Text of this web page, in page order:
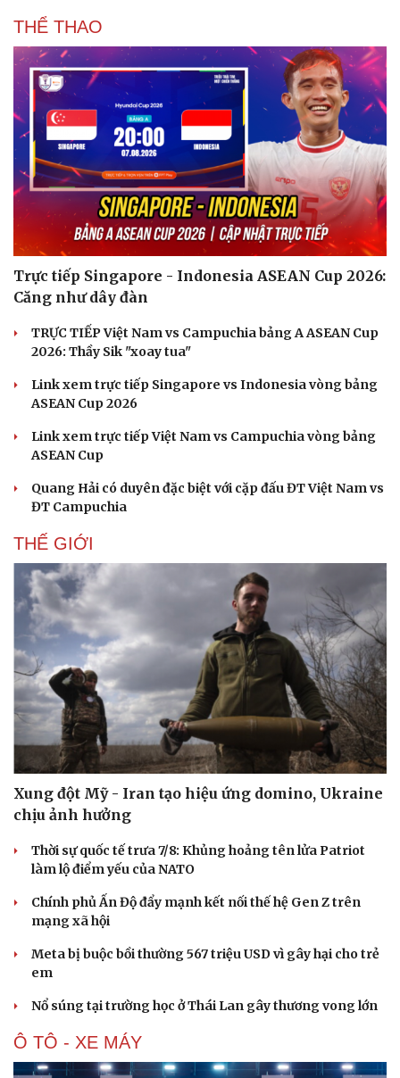
THỂ THAO
Trực tiếp Singapore - Indonesia ASEAN Cup 2026:
Căng như dây đàn
TRỰC TIẾP Việt Nam vs Campuchia bảng A ASEAN Cup
2026: Thầy Sik "xoay tua"
Link xem trực tiếp Singapore vs Indonesia vòng bảng
ASEAN Cup 2026
Link xem trực tiếp Việt Nam vs Campuchia vòng bảng
ASEAN Cup
Quang Hải có duyên đặc biệt với cặp đấu ĐT Việt Nam vs
ĐT Campuchia
THẾ GIỚI
Xung đột Mỹ - Iran tạo hiệu ứng domino, Ukraine
chịu ảnh hưởng
Thời sự quốc tế trưa 7/8: Khủng hoảng tên lửa Patriot
làm lộ điểm yếu của NATO
Chính phủ Ấn Độ đẩy mạnh kết nối thế hệ Gen Z trên
mạng xã hội
Meta bị buộc bồi thường 567 triệu USD vì gây hại cho trẻ
em
Nổ súng tại trường học ở Thái Lan gây thương vong lớn
Ô TÔ - XE MÁY